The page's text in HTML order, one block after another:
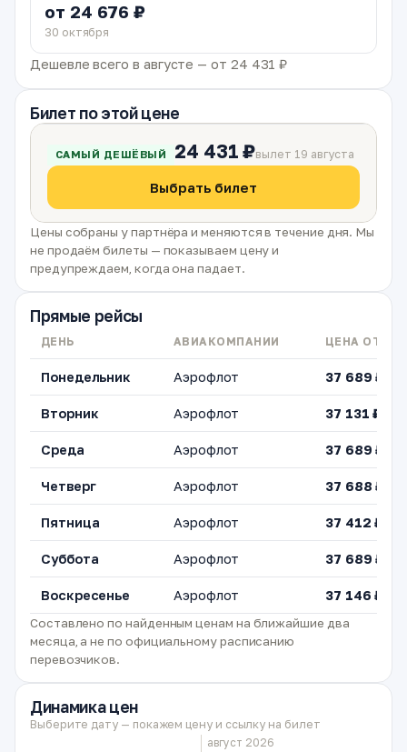
от 24 676 ₽
30 октября
Дешевле всего в августе — от 24 431 ₽
Билет по этой цене
САМЫЙ ДЕШЁВЫЙ 24 431 ₽вылет 19 августа
Выбрать билет
Цены собраны у партнёра и меняются в течение дня. Мы
не продаём билеты — показываем цену и
предупреждаем, когда она падает.
Прямые рейсы
ДЕНЬ АВИАКОМПАНИИ ЦЕНА ОТ
Понедельник Аэрофлот 37 689 ₽
Вторник Аэрофлот 37 131 ₽
Среда Аэрофлот 37 689 ₽
Четверг Аэрофлот 37 688 ₽
Пятница Аэрофлот 37 412 ₽
Суббота Аэрофлот 37 689 ₽
Воскресенье Аэрофлот 37 146 ₽
Составлено по найденным ценам на ближайшие два
месяца, а не по официальному расписанию
перевозчиков.
Динамика цен
Выберите дату — покажем цену и ссылку на билет
август 2026